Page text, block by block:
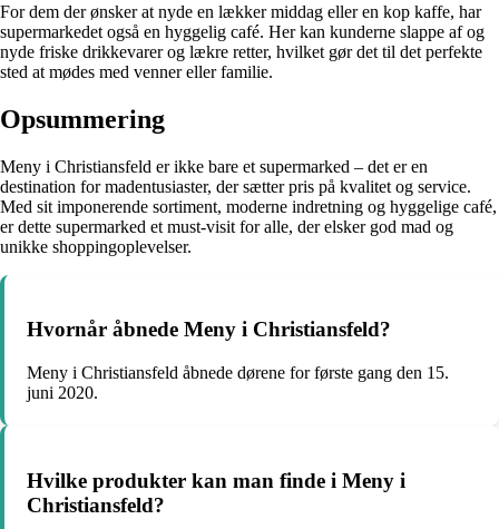
For dem der ønsker at nyde en lækker middag eller en kop kaffe, har
supermarkedet også en hyggelig café. Her kan kunderne slappe af og
nyde friske drikkevarer og lækre retter, hvilket gør det til det perfekte
sted at mødes med venner eller familie.
Opsummering
Meny i Christiansfeld er ikke bare et supermarked – det er en
destination for madentusiaster, der sætter pris på kvalitet og service.
Med sit imponerende sortiment, moderne indretning og hyggelige café,
er dette supermarked et must-visit for alle, der elsker god mad og
unikke shoppingoplevelser.
Hvornår åbnede Meny i Christiansfeld?
Meny i Christiansfeld åbnede dørene for første gang den 15.
juni 2020.
Hvilke produkter kan man finde i Meny i
Christiansfeld?